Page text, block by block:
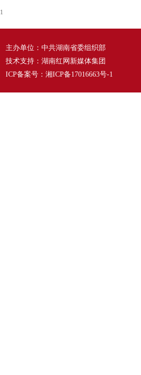
1
主办单位：中共湖南省委组织部
技术支持：湖南红网新媒体集团
ICP备案号： 湘ICP备17016663号-1